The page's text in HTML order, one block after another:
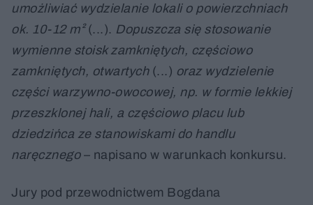
umożliwiać wydzielanie lokali o powierzchniach
ok. 10-12 m²(...). Dopuszcza się stosowanie
wymienne stoisk zamkniętych, częściowo
zamkniętych, otwartych(...) oraz wydzielenie
części warzywno-owocowej, np. w formie lekkiej
przeszklonej hali, a częściowo placu lub
dziedzińca ze stanowiskami do handlu
naręcznego– napisano w warunkach konkursu.
Jury pod przewodnictwem Bogdana